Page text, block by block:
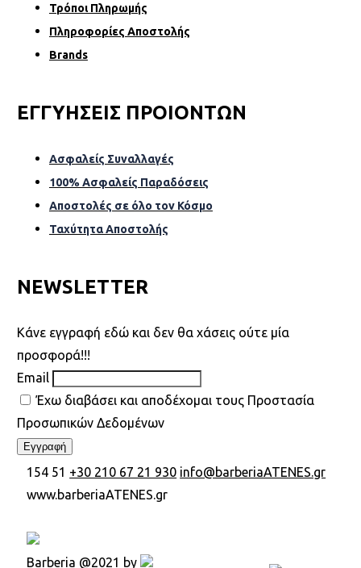
Τρόποι Πληρωμής
Πληροφορίες Αποστολής
Brands
ΕΓΓΥΗΣΕΙΣ ΠΡΟΙΟΝΤΩΝ
Ασφαλείς Συναλλαγές
100% Ασφαλείς Παραδόσεις
Αποστολές σε όλο τον Κόσµο
Ταχύτητα Αποστολής
NEWSLETTER
Kάνε εγγραφή εδώ και δεν θα χάσεις ούτε μία
προσφορά!!!
Email
Έχω διαβάσει και αποδέχομαι τους Προστασία
Προσωπικών Δεδομένων
154 51 +30 210 67 21 930 info@barberiaATENES.gr
www.barberiaATENES.gr
Barberia @2021 by